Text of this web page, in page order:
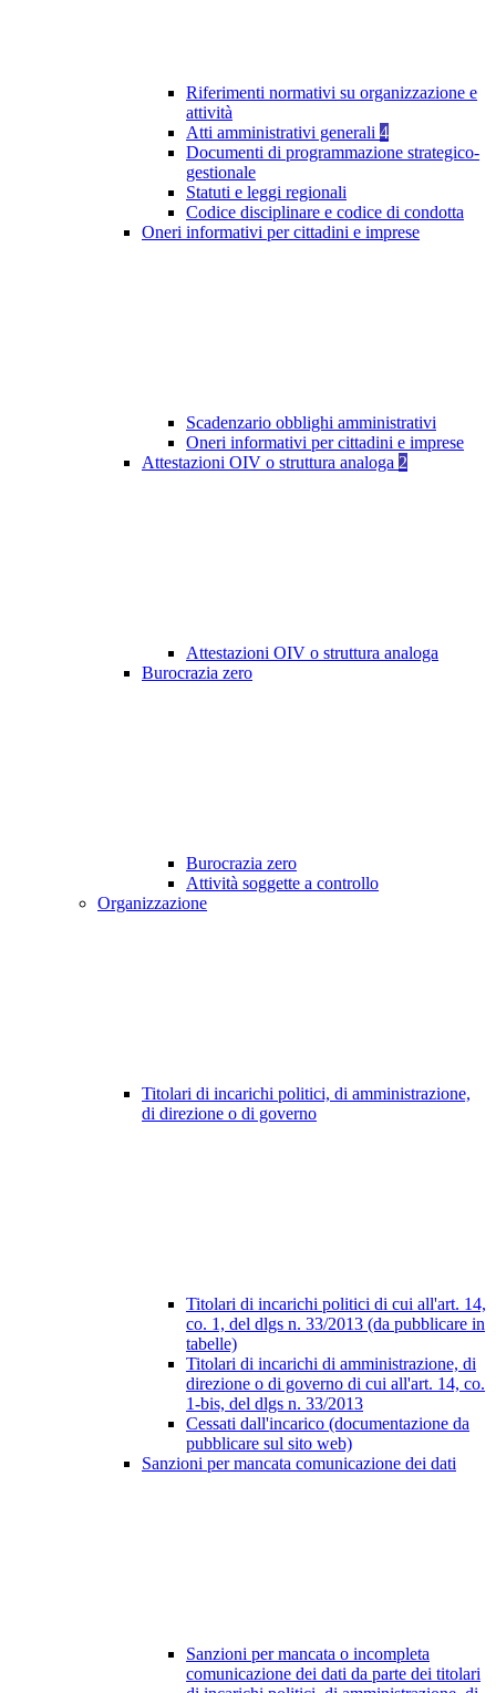
Riferimenti normativi su organizzazione e
attività
Atti amministrativi generali 4
Documenti di programmazione strategico-
gestionale
Statuti e leggi regionali
Codice disciplinare e codice di condotta
Oneri informativi per cittadini e imprese
Scadenzario obblighi amministrativi
Oneri informativi per cittadini e imprese
Attestazioni OIV o struttura analoga 2
Attestazioni OIV o struttura analoga
Burocrazia zero
Burocrazia zero
Attività soggette a controllo
Organizzazione
Titolari di incarichi politici, di amministrazione,
di direzione o di governo
Titolari di incarichi politici di cui all'art. 14,
co. 1, del dlgs n. 33/2013 (da pubblicare in
tabelle)
Titolari di incarichi di amministrazione, di
direzione o di governo di cui all'art. 14, co.
1-bis, del dlgs n. 33/2013
Cessati dall'incarico (documentazione da
pubblicare sul sito web)
Sanzioni per mancata comunicazione dei dati
Sanzioni per mancata o incompleta
comunicazione dei dati da parte dei titolari